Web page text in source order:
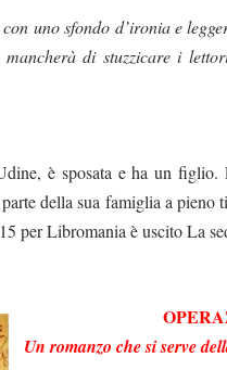
uno sfondo d’ironia e
di stuzzicare i
è sposata e ha un
della sua famiglia a
per Libromania è uscito La
Un romanzo che si serve